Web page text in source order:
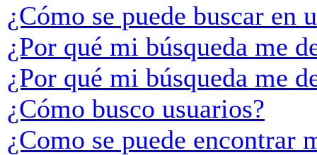
¿Cómo se puede buscar en
¿Por qué mi búsqueda me
¿Por qué mi búsqueda me
¿Cómo busco usuarios?
¿Como se puede encontrar